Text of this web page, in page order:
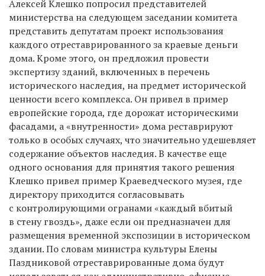
Алексей Клешко попросил представителей
министерства на следующем заседании комитета
представить депутатам проект использования
каждого отреставрированного за краевые деньги
дома. Кроме этого, он предложил провести
экспертизу зданий, включенных в перечень
исторического наследия, на предмет исторической
ценности всего комплекса. Он привел в пример
европейские города, где дорожат историческими
фасадами, а «внутренности» дома реставрируют
только в особых случаях, что значительно удешевляет
содержание объектов наследия. В качестве еще
одного основания для принятия такого решения
Клешко привел пример Краеведческого музея, где
директору приходится согласовывать
с контролирующими огранами «каждый вбитый
в стену гвоздь», даже если он предназначен для
размещения временной экспозиции в историческом
здании. По словам министра культуры Елены
Паздниковой отреставрированные дома будут